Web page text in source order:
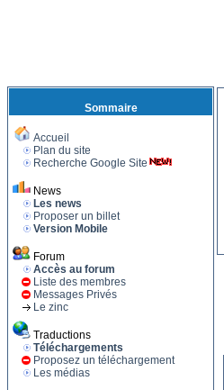
Sommaire
Accueil
Plan du site
Recherche Google Site
News
Les news
Proposer un billet
Version Mobile
Forum
Accès au forum
Liste des membres
Messages Privés
Le zinc
Traductions
Téléchargements
Proposez un téléchargement
Les médias